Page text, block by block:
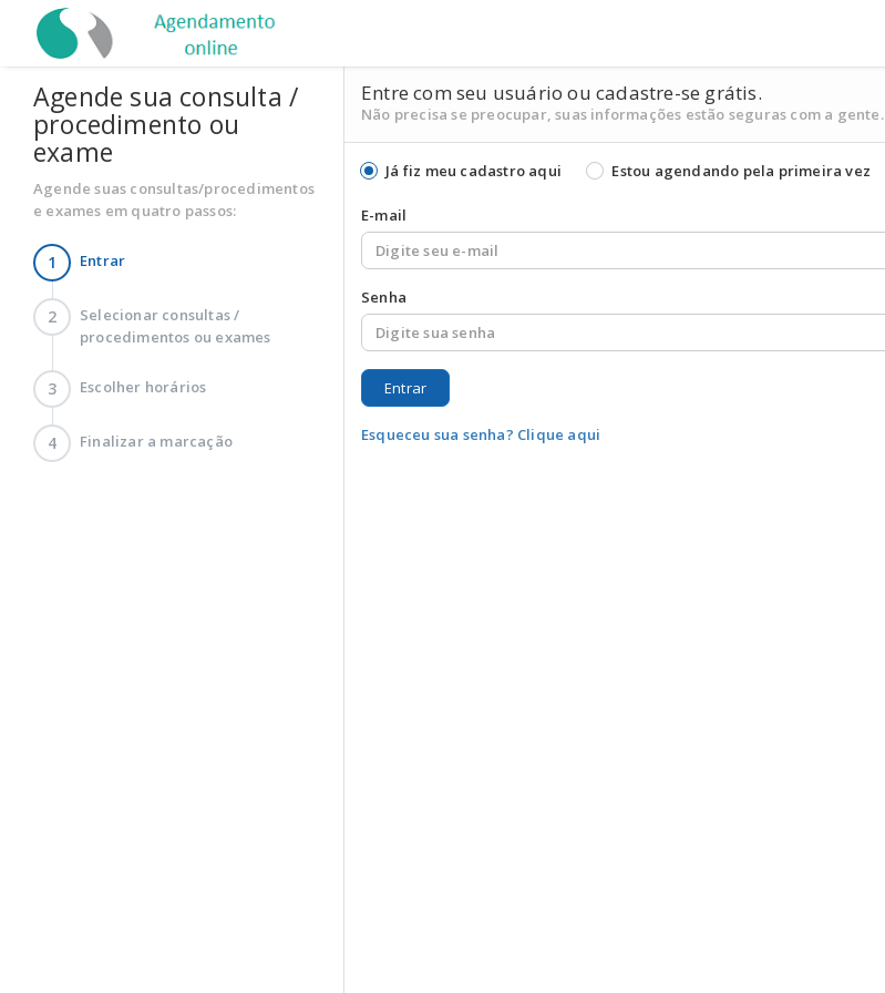
Agende sua consulta /
procedimento ou
exame
Agende suas consultas/procedimentos
e exames em quatro passos:
1 Entrar
2
Selecionar consultas /
procedimentos ou exames
3 Escolher horários
4 Finalizar a marcação
Entre com seu usuário ou cadastre-se grátis.
Não precisa se preocupar, suas informações estão seguras com a gente.
Já fiz meu cadastro aqui Estou agendando pela primeira vez
E-mail
Senha
Entrar
Esqueceu sua senha? Clique aqui